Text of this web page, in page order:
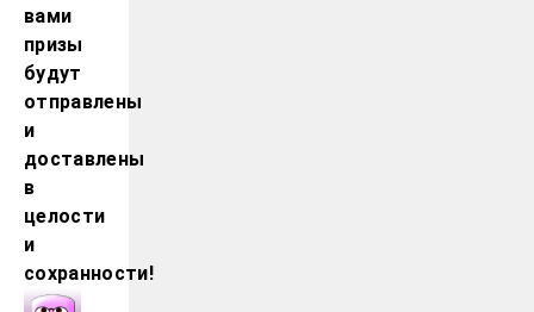
вами
призы
будут
отправлены
и
доставлены
в
целости
и
сохранности!